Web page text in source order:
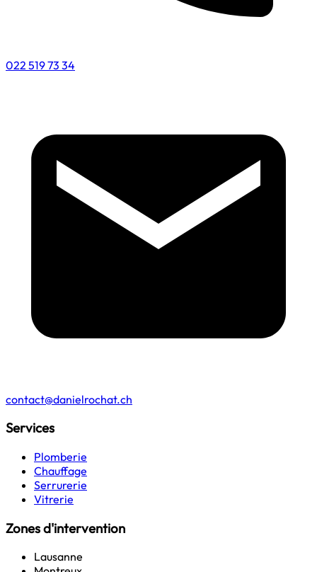
022 519 73 34
contact@danielrochat.ch
Services
Plomberie
Chauffage
Serrurerie
Vitrerie
Zones d'intervention
Lausanne